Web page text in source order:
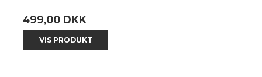
499,00 DKK
VIS PRODUKT